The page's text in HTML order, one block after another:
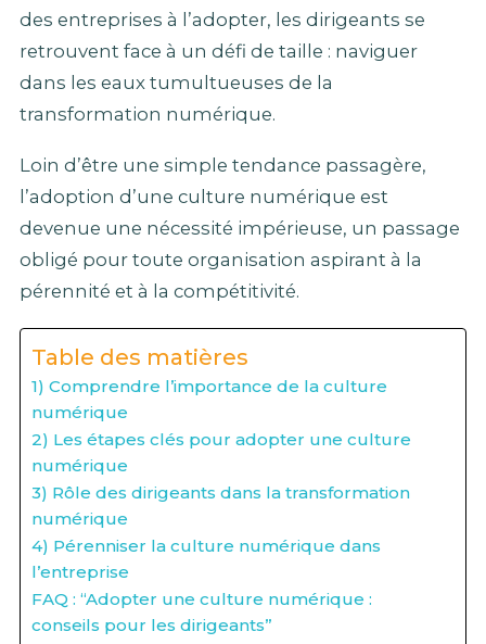
des entreprises à l’adopter, les dirigeants se
retrouvent face à un défi de taille : naviguer
dans les eaux tumultueuses de la
transformation numérique.
Loin d’être une simple tendance passagère,
l’adoption d’une culture numérique est
devenue une nécessité impérieuse, un passage
obligé pour toute organisation aspirant à la
pérennité et à la compétitivité.
Table des matières
1) Comprendre l’importance de la culture
numérique
2) Les étapes clés pour adopter une culture
numérique
3) Rôle des dirigeants dans la transformation
numérique
4) Pérenniser la culture numérique dans
l’entreprise
FAQ : “Adopter une culture numérique :
conseils pour les dirigeants”